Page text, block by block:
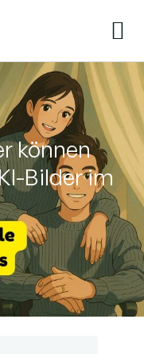
können
Bilder im